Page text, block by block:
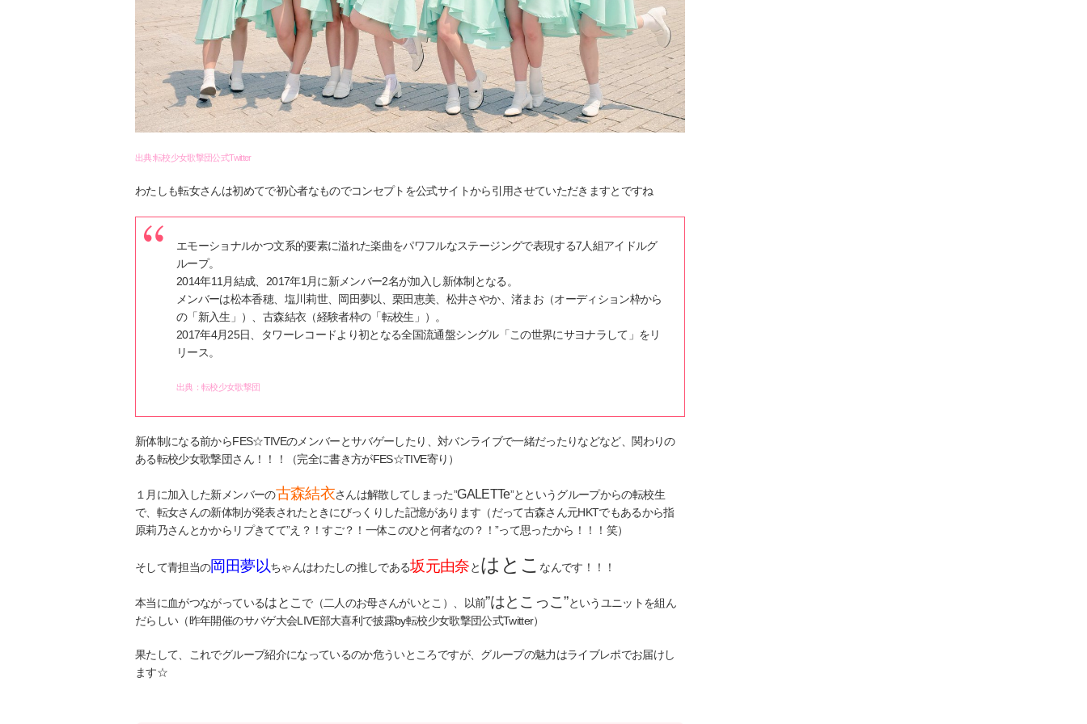
出典:転校少女歌撃団公式Twitter
わたしも転女さんは初めてで初心者なものでコンセプトを公式サイトから引用させていただきますとですね
エモーショナルかつ文系的要素に溢れた楽曲をパワフルなステージングで表現する7人組アイドルグ
ループ。
2014年11月結成、2017年1月に新メンバー2名が加入し新体制となる。
メンバーは松本香穂、塩川莉世、岡田夢以、栗田恵美、松井さやか、渚まお（オーディション枠から
の「新入生」）、古森結衣（経験者枠の「転校生」）。
2017年4月25日、タワーレコードより初となる全国流通盤シングル「この世界にサヨナラして」をリ
リース。
出典：転校少女歌撃団
新体制になる前からFES☆TIVEのメンバーとサバゲーしたり、対バンライブで一緒だったりなどなど、関わりの
ある転校少女歌撃団さん！！！（完全に書き方がFES☆TIVE寄り）
１月に加入した新メンバーの古森結衣さんは解散してしまった”GALETTe”とというグループからの転校生
で、転女さんの新体制が発表されたときにびっくりした記憶があります（だって古森さん元HKTでもあるから指
原莉乃さんとかからリプきてて”え？！すご？！一体このひと何者なの？！”って思ったから！！！笑）
そして青担当の岡田夢以ちゃんはわたしの推しである坂元由奈 と はとこ なんです！！！
本当に血がつながっているはとこ で（二人のお母さんがいとこ）、以前”はとこっこ”というユニットを組ん
だらしい（昨年開催のサバゲ大会LIVE部大喜利で披露by転校少女歌撃団公式Twitter）
果たして、これでグループ紹介になっているのか危ういところですが、グループの魅力はライブレポでお届けし
ます☆